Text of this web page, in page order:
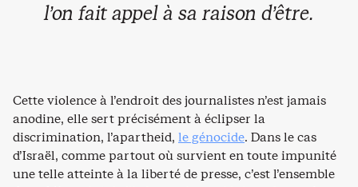
l’on fait appel à sa raison d’être.
Cette violence à l’endroit des journalistes n’est jamais
anodine, elle sert précisément à éclipser la
discrimination, l’apartheid, le génocide. Dans le cas
d’Israël, comme partout où survient en toute impunité
une telle atteinte à la liberté de presse, c’est l’ensemble